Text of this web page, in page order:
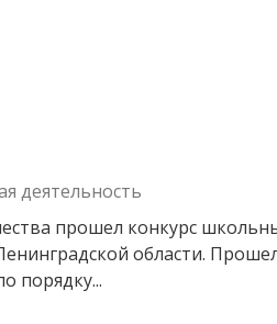
деятельность
прошел конкурс
области.
порядку...